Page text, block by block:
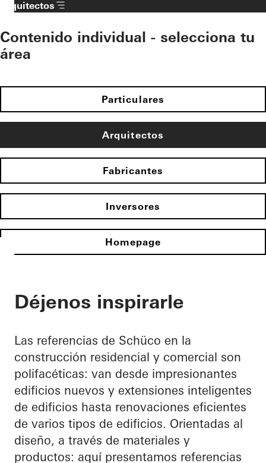
Arquitectos
Contenido individual - selecciona tu
área
Particulares
Arquitectos
Fabricantes
Inversores
Homepage
Déjenos inspirarle
Las referencias de Schüco en la
construcción residencial y comercial son
polifacéticas: van desde impresionantes
edificios nuevos y extensiones inteligentes
de edificios hasta renovaciones eficientes
de varios tipos de edificios. Orientadas al
diseño, a través de materiales y
productos: aquí presentamos referencias